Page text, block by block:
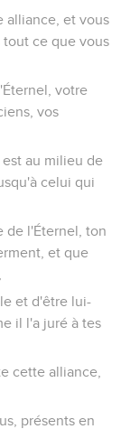
alliance, et vous
tout ce que vous
votre
vos
au milieu de
celui qui
de l'Éternel, ton
et que
et d'être lui-
il l'a juré à tes
cette alliance,
présents en